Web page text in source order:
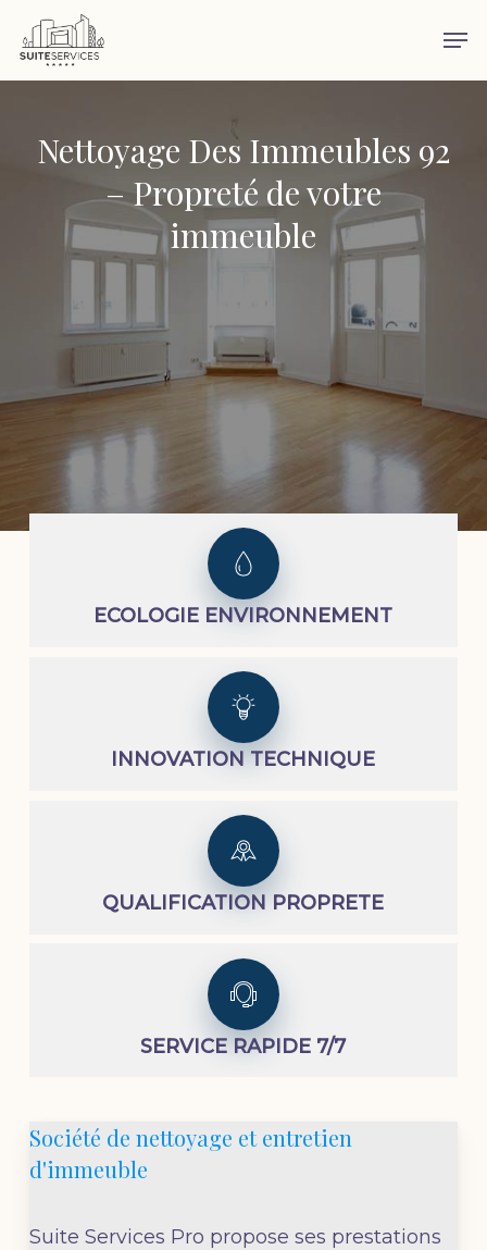
Skip
main
Nettoyage Des Immeubles 92
– Propreté de votre
immeuble
ECOLOGIE ENVIRONNEMENT
INNOVATION TECHNIQUE
QUALIFICATION PROPRETE
SERVICE RAPIDE 7/7
Société de nettoyage et entretien
d'immeuble
Suite Services Pro propose ses prestations